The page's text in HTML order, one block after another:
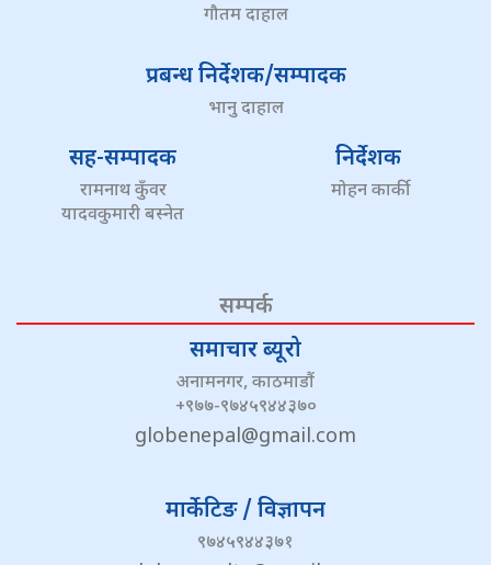
गौतम दाहाल
प्रबन्ध निर्देशक/सम्पादक
भानु दाहाल
सह-सम्पादक
रामनाथ कुँवर
यादवकुमारी बस्नेत
निर्देशक
मोहन कार्की
सम्पर्क
समाचार ब्यूरो
अनामनगर, काठमाडौं
+९७७-९७४५९४४३७०
globenepal@gmail.com
मार्केटिङ / विज्ञापन
९७४५९४४३७१